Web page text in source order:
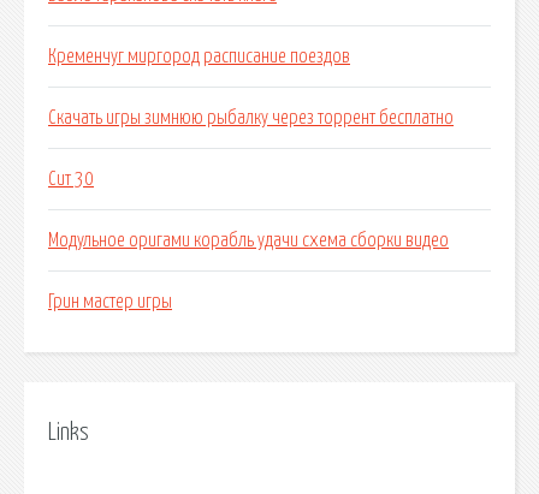
Кременчуг миргород расписание поездов
Скачать игры зимнюю рыбалку через торрент бесплатно
Сит 30
Модульное оригами корабль удачи схема сборки видео
Грин мастер игры
Links